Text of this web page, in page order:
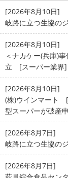
[2026年8月10日]
岐路に立つ生協の
[2026年8月10日]
＜ナカケー(兵庫)
立 [スーパー業界]
[2026年8月10日]
(株)ウインマート
型スーパーが破産
[2026年8月7日]
岐路に立つ生協の
[2026年8月7日]